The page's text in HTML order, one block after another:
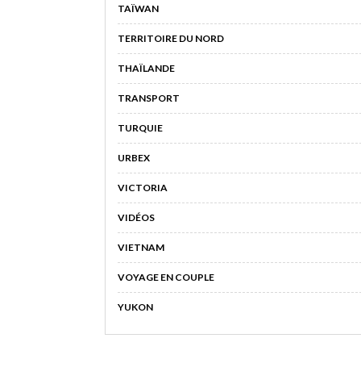
TAÏWAN
TERRITOIRE DU NORD
THAÏLANDE
TRANSPORT
TURQUIE
URBEX
VICTORIA
VIDÉOS
VIETNAM
VOYAGE EN COUPLE
YUKON